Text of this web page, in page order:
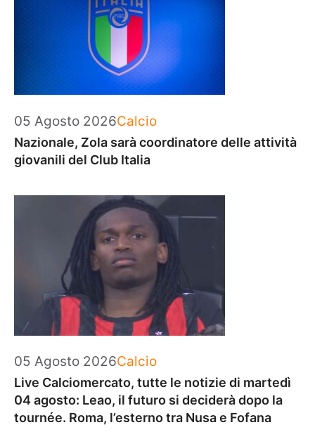
05 Agosto 2026Categorie
Calcio
Nazionale, Zola sarà coordinatore delle attività
giovanili del Club Italia
05 Agosto 2026Categorie
Calcio
Live Calciomercato, tutte le notizie di martedì
04 agosto: Leao, il futuro si deciderà dopo la
tournée. Roma, l’esterno tra Nusa e Fofana